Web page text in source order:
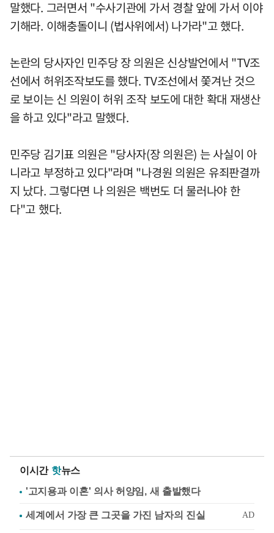
말했다. 그러면서 "수사기관에 가서 경찰 앞에 가서 이야
기해라. 이해충돌이니 (법사위에서) 나가라"고 했다.
논란의 당사자인 민주당 장 의원은 신상발언에서 "TV조
선에서 허위조작보도를 했다. TV조선에서 쫓겨난 것으
로 보이는 신 의원이 허위 조작 보도에 대한 확대 재생산
을 하고 있다"라고 말했다.
민주당 김기표 의원은 "당사자(장 의원은) 는 사실이 아
니라고 부정하고 있다"라며 "나경원 의원은 유죄판결까
지 났다. 그렇다면 나 의원은 백번도 더 물러나야 한
다"고 했다.
이시간 핫뉴스
'고지용과 이혼' 의사 허양임, 새 출발했다